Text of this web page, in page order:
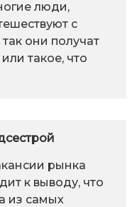
люди,
с
они получат
такое, что
рынка
к выводу, что
из самых